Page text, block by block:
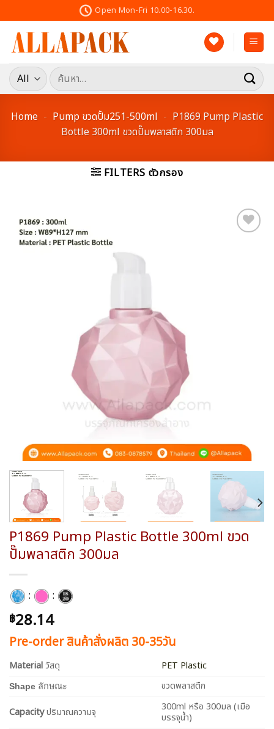
to
content
Open Mon-Fri 10.00-16.30.
ค้นหา:
Home - Pump ขวดปั้ม251-500ml - P1869 Pump Plastic
Bottle 300ml ขวดปั๊มพลาสติก 300มล
FILTERS ตัวกรอง
P1869 Pump Plastic Bottle 300ml ขวด
ปั๊มพลาสติก 300มล
: :
฿28.14
Pre-order สินค้าสั่งผลิต 30-35วัน
Material วัสดุ PET Plastic
Shape ลักษณะ ขวดพลาสตืก
Capacityปริมาณความจุ
300ml หรือ 300มล (เมือ
บรรจุน้ำ)